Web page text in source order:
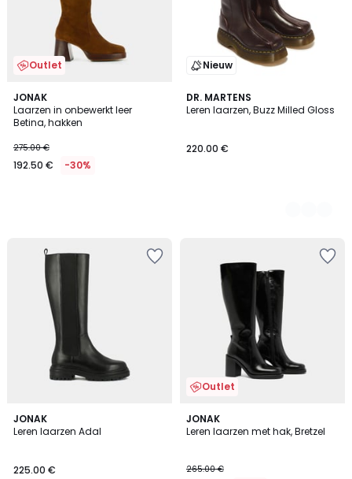
Outlet
JONAK
Laarzen in onbewerkt leer
Betina, hakken
275.00 €
192.50 € -30%
Nieuw
DR. MARTENS
Leren laarzen, Buzz Milled Gloss
220.00 €
2
Kleuren
JONAK
Leren laarzen Adal
225.00 €
5
/
Outlet
JONAK
Leren laarzen met hak, Bretzel
265.00 €
5
/